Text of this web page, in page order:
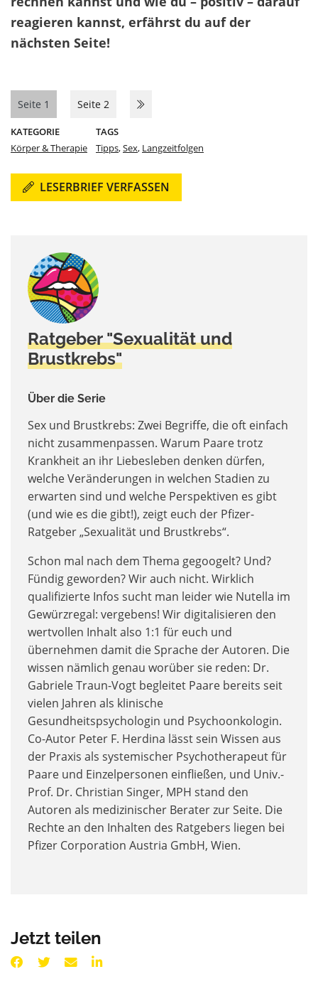
reagieren kannst, erfährst du auf der
nächsten Seite!
Seite 1 Seite 2
KATEGORIE
Körper & Therapie
TAGS
Tipps,Sex, Langzeitfolgen
LESERBRIEF VERFASSEN
Ratgeber "Sexualität und
Brustkrebs"
Über die Serie
Sex und Brustkrebs: Zwei Begriffe, die oft einfach
nicht zusammenpassen. Warum Paare trotz
Krankheit an ihr Liebesleben denken dürfen,
welche Veränderungen in welchen Stadien zu
erwarten sind und welche Perspektiven es gibt
(und wie es die gibt!), zeigt euch der Pfizer-
Ratgeber „Sexualität und Brustkrebs“.
Schon mal nach dem Thema gegoogelt? Und?
Fündig geworden? Wir auch nicht. Wirklich
qualifizierte Infos sucht man leider wie Nutella im
Gewürzregal: vergebens! Wir digitalisieren den
wertvollen Inhalt also 1:1 für euch und
übernehmen damit die Sprache der Autoren. Die
wissen nämlich genau worüber sie reden: Dr.
Gabriele Traun-Vogt begleitet Paare bereits seit
vielen Jahren als klinische
Gesundheitspsychologin und Psychoonkologin.
Co-Autor Peter F. Herdina lässt sein Wissen aus
der Praxis als systemischer Psychotherapeut für
Paare und Einzelpersonen einfließen, und Univ.-
Prof. Dr. Christian Singer, MPH stand den
Autoren als medizinischer Berater zur Seite. Die
Rechte an den Inhalten des Ratgebers liegen bei
Pfizer Corporation Austria GmbH, Wien.
Jetzt teilen